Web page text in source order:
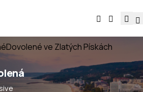
Dovolené ve Zlatých Pískách